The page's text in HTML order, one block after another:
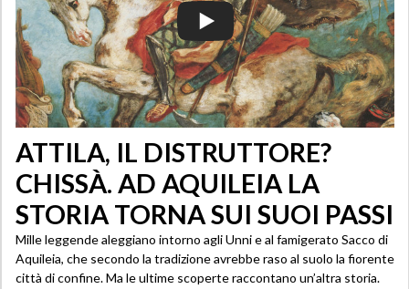
ATTILA, IL DISTRUTTORE?
CHISSÀ. AD AQUILEIA LA
STORIA TORNA SUI SUOI PASSI
Mille leggende aleggiano intorno agli Unni e al famigerato Sacco di
Aquileia, che secondo la tradizione avrebbe raso al suolo la fiorente
città di confine. Ma le ultime scoperte raccontano un’altra storia.